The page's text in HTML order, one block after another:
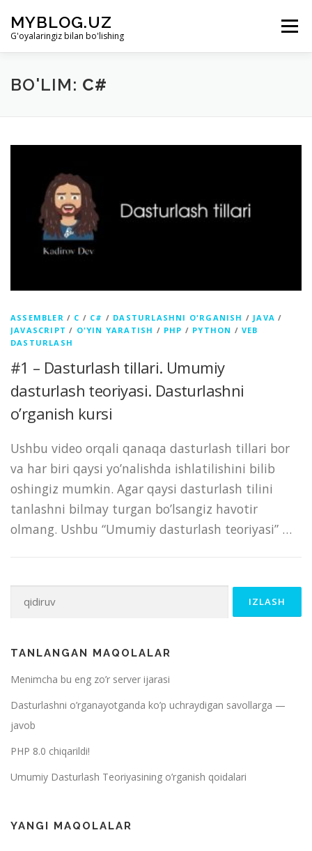
MYBLOG.UZ
G'oyalaringiz bilan bo'lishing
Menu
LOYIHA HAQIDA
BO'LIM: C#
ASSEMBLER / C / C# / DASTURLASHNI O'RGANISH / JAVA /
JAVASCRIPT / O'YIN YARATISH / PHP / PYTHON /VEB
DASTURLASH
#1 – Dasturlash tillari. Umumiy
dasturlash teoriyasi. Dasturlashni
o’rganish kursi
Ushbu video orqali qanaqa dasturlash tillari bor
va har biri qaysi yo’nalishda ishlatilishini bilib
oshingiz mumkin. Agar qaysi dasturlash tilini
tanlashni bilmay turgan bo’lsangiz havotir
olmang. Ushbu “Umumiy dasturlash teoriyasi” …
Qidirshish:
TANLANGAN MAQOLALAR
Menimcha bu eng zo’r server ijarasi
Dasturlashni o’rganayotganda ko’p uchraydigan savollarga —
javob
PHP 8.0 chiqarildi!
Umumiy Dasturlash Teoriyasining o’rganish qoidalari
YANGI MAQOLALAR